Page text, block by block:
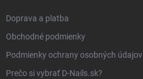
Doprava a platba
Obchodné podmienky
Podmienky ochrany osobných údajov
Prečo si vybrať D-Nails.sk?